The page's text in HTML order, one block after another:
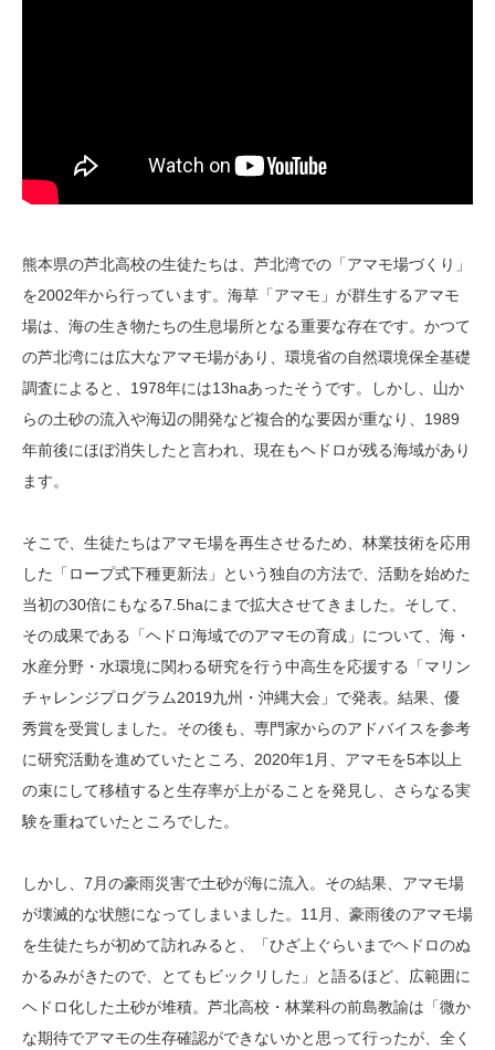
熊本県の芦北高校の生徒たちは、芦北湾での「アマモ場づくり」
を2002年から行っています。海草「アマモ」が群生するアマモ
場は、海の生き物たちの生息場所となる重要な存在です。かつて
の芦北湾には広大なアマモ場があり、環境省の自然環境保全基礎
調査によると、1978年には13haあったそうです。しかし、山か
らの土砂の流入や海辺の開発など複合的な要因が重なり、1989
年前後にほぼ消失したと言われ、現在もヘドロが残る海域があり
ます。
そこで、生徒たちはアマモ場を再生させるため、林業技術を応用
した「ロープ式下種更新法」という独自の方法で、活動を始めた
当初の30倍にもなる7.5haにまで拡大させてきました。そして、
その成果である「ヘドロ海域でのアマモの育成」について、海・
水産分野・水環境に関わる研究を行う中高生を応援する「マリン
チャレンジプログラム2019九州・沖縄大会」で発表。結果、優
秀賞を受賞しました。その後も、専門家からのアドバイスを参考
に研究活動を進めていたところ、2020年1月、アマモを5本以上
の束にして移植すると生存率が上がることを発見し、さらなる実
験を重ねていたところでした。
しかし、7月の豪雨災害で土砂が海に流入。その結果、アマモ場
が壊滅的な状態になってしまいました。11月、豪雨後のアマモ場
を生徒たちが初めて訪れみると、「ひざ上ぐらいまでヘドロのぬ
かるみがきたので、とてもビックリした」と語るほど、広範囲に
ヘドロ化した土砂が堆積。芦北高校・林業科の前島教諭は「微か
な期待でアマモの生存確認ができないかと思って行ったが、全く